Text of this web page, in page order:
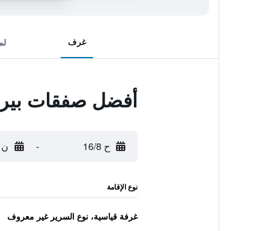
غرف
أفضل صفقات
ح 16/8 - ن 17/8
نوع الإقامة
غرفة قياسية، نوع السرير غير معروف